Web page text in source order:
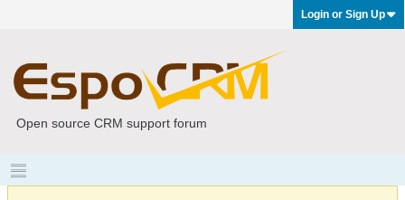
Login or Sign Up
Open source CRM support forum